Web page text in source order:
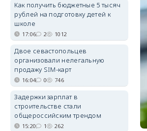
Как получить бюджетные 5 тысяч
рублей на подготовку детей к
школе
17:06 2 1012
Двое севастопольцев
организовали нелегальную
продажу SIM-карт
16:04 0 746
Задержки зарплат в
строительстве стали
общероссийским трендом
15:20 1 262